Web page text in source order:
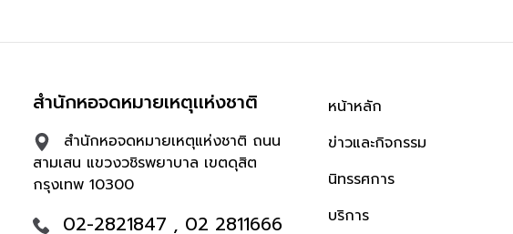
สำนักหอจดหมายเหตุเเห่งชาติ
สำนักหอจดหมายเหตุแห่งชาติ ถนน
สามเสน แขวงวชิรพยาบาล เขตดุสิต
กรุงเทพ 10300
02-2821847 , 02 2811666
หน้าหลัก
ข่าวและกิจกรรม
นิทรรศการ
บริการ